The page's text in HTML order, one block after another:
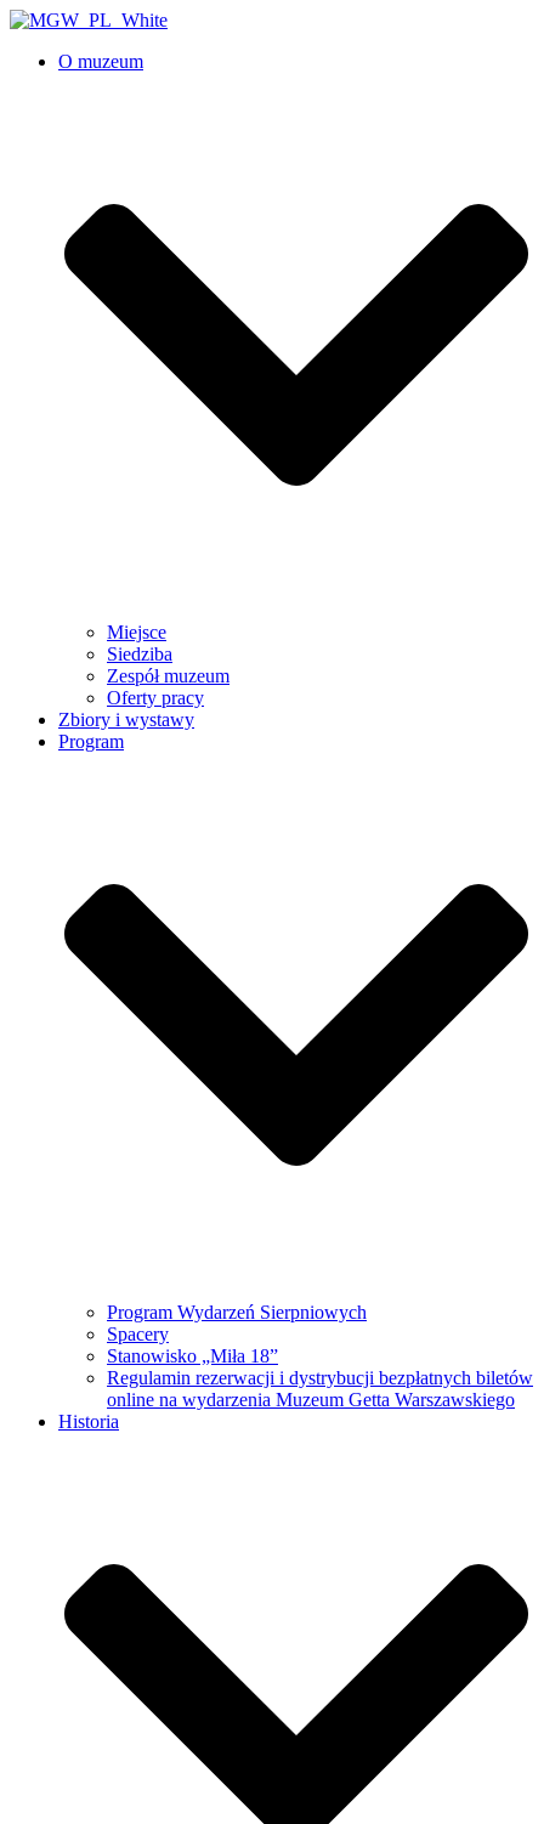
O muzeum
Miejsce
Siedziba
Zespół muzeum
Oferty pracy
Zbiory i wystawy
Program
Program Wydarzeń Sierpniowych
Spacery
Stanowisko „Miła 18”
Regulamin rezerwacji i dystrybucji bezpłatnych biletów
online na wydarzenia Muzeum Getta Warszawskiego
Historia